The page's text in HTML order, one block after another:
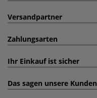
Versandpartner
Zahlungsarten
Ihr Einkauf ist sicher
Das sagen unsere Kunden